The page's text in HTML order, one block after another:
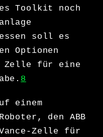
Toolkit noch
soll es
Optionen
für eine
8
einem
den ABB
Zelle für